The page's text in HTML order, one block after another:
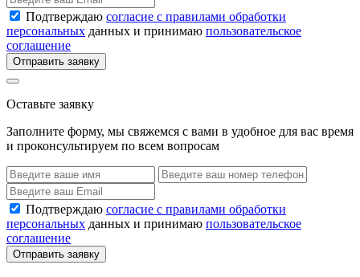
Подтверждаю согласие с правилами обработки
персональных данных и принимаю пользовательское
соглашение
Отправить заявку
Оставьте заявку
Заполните форму, мы свяжемся с вами в удобное для вас время
и проконсультируем по всем вопросам
Подтверждаю согласие с правилами обработки
персональных данных и принимаю пользовательское
соглашение
Отправить заявку